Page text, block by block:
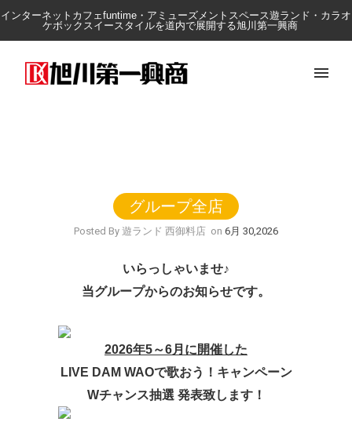
インターネットカフェfuntime・アミューズメントスペース遊ランド・カラオ
ケボックスイースタイルを道内で展開する旭川第一興商
グループ全店
Posted By 遊ランド 西御料店 on 6月 30,2026
いらっしゃいませ♪
当グループからのお知らせです。
2026年5～6月 に開催した
LIVE DAM WAOで歌おう！ キャンペーン
Wチャンス抽選 発表致します！